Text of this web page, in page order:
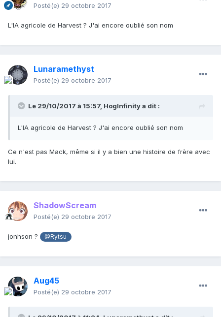
Posté(e) 29 octobre 2017
L'IA agricole de Harvest ? J'ai encore oublié son nom
Lunaramethyst
Posté(e) 29 octobre 2017
Le 29/10/2017 à 15:57, HogInfinitya dit :
L'IA agricole de Harvest ? J'ai encore oublié son nom
Ce n'est pas Mack, même si il y a bien une histoire de frère avec
lui.
ShadowScream
Posté(e) 29 octobre 2017
jonhson ? @Rytsu
Aug45
Posté(e) 29 octobre 2017